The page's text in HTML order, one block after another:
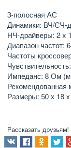
3-полосная АС
Динамики: ВЧ/СЧ-
НЧ-драйверы: 2 x
Диапазон частот:
Частоты
Импеданс: 8 Ом
Рекомендованная
Размеры: 50 x 18 x
Рассказать друзьям!